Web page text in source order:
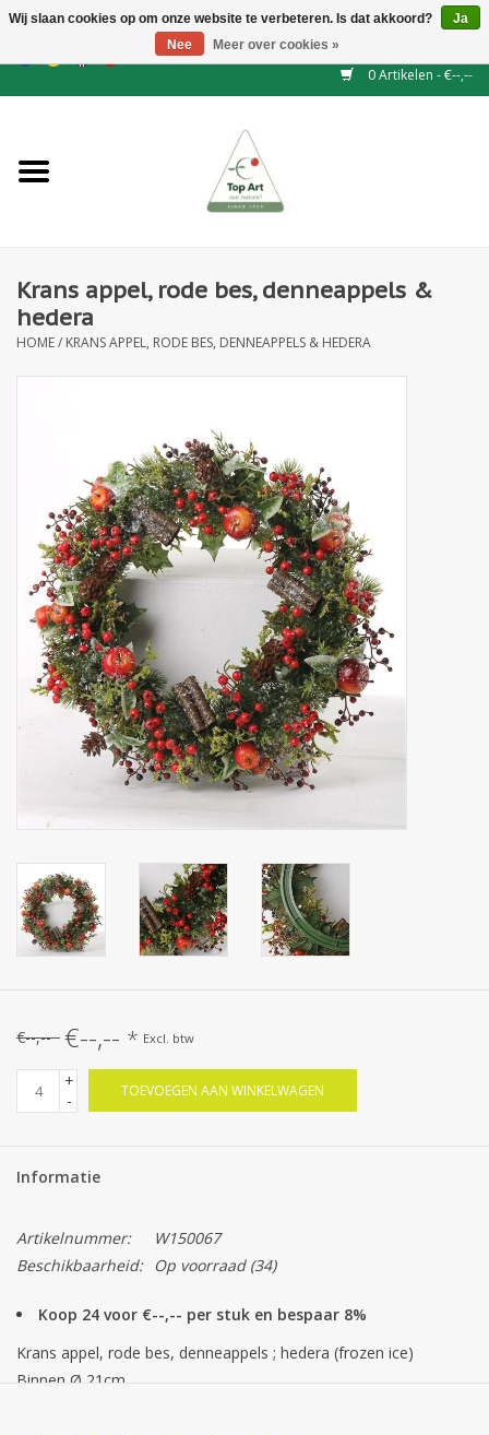
EUR/GBP/CHF
0 Artikelen - €--,--
NIEUW
Binderij
Kunstbloemen
Blad - en Bessentakken
Kunstfruit
Home deco
Kunstkransen
Krans appel, rode bes, denneappels &
hedera
HOME/ KRANS APPEL, RODE BES, DENNEAPPELS & HEDERA
€--,-- €--,-- * Excl. btw
+
-
TOEVOEGEN AAN WINKELWAGEN
Informatie
Artikelnummer:
W150067
Beschikbaarheid:
Op voorraad(34)
Koop 24 voor €--,-- per stuk en bespaar 8%
Krans appel, rode bes, denneappels ; hedera (frozen ice)
Binnen Ø 21cm
Wij slaan cookies op om onze website te verbeteren. Is dat akkoord?
Ja
Nee
Meer over cookies »